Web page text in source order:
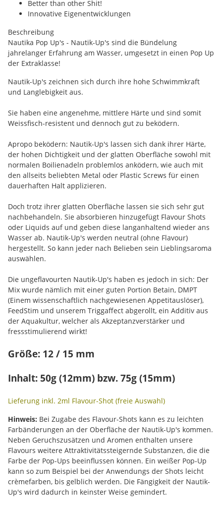
Better than other Shit!
Innovative Eigenentwicklungen
Beschreibung
Nautika Pop Up's - Nautik-Up's sind die Bündelung
jahrelanger Erfahrung am Wasser, umgesetzt in einen Pop Up
der Extraklasse!
Nautik-Up's zeichnen sich durch ihre hohe Schwimmkraft
und Langlebigkeit aus.
Sie haben eine angenehme, mittlere Härte und sind somit
Weissfisch-resistent und dennoch gut zu beködern.
Apropo beködern: Nautik-Up's lassen sich dank ihrer Härte,
der hohen Dichtigkeit und der glatten Oberfläche sowohl mit
normalen Boilienadeln problemlos anködern, wie auch mit
den allseits beliebten Metal oder Plastic Screws für einen
dauerhaften Halt applizieren.
Doch trotz ihrer glatten Oberfläche lassen sie sich sehr gut
nachbehandeln. Sie absorbieren hinzugefügt Flavour Shots
oder Liquids auf und geben diese langanhaltend wieder ans
Wasser ab. Nautik-Up's werden neutral (ohne Flavour)
hergestellt. So kann jeder nach Belieben sein Lieblingsaroma
auswählen.
Die ungeflavourten Nautik-Up's haben es jedoch in sich: Der
Mix wurde nämlich mit einer guten Portion Betain, DMPT
(Einem wissenschaftlich nachgewiesenen Appetitauslöser),
FeedStim und unserem Triggaffect abgerollt, ein Additiv aus
der Aquakultur, welcher als Akzeptanzverstärker und
fressstimulierend wirkt!
Größe: 12 / 15 mm
Inhalt: 50g (12mm) bzw. 75g (15mm)
Lieferung inkl. 2ml Flavour-Shot (freie Auswahl)
Hinweis: Bei Zugabe des Flavour-Shots kann es zu leichten
Farbänderungen an der Oberfläche der Nautik-Up's kommen.
Neben Geruchszusätzen und Aromen enthalten unsere
Flavours weitere Attraktivitätssteigernde Substanzen, die die
Farbe der Pop-Ups beeinflussen können. Ein weißer Pop-Up
kann so zum Beispiel bei der Anwendungs der Shots leicht
crèmefarben, bis gelblich werden. Die Fängigkeit der Nautik-
Up's wird dadurch in keinster Weise gemindert.